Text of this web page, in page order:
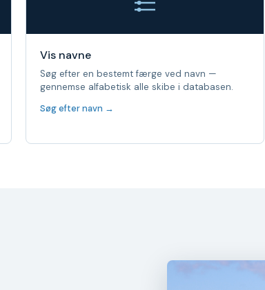
Vis navne
Søg efter en bestemt færge ved navn —
gennemse alfabetisk alle skibe i databasen.
Søg efter navn →